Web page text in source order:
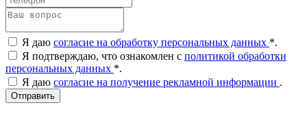
Я даю согласие на обработку персональных данных *.
Я подтверждаю, что ознакомлен с политикой обработки
персональных данных *.
Я даю согласие на получение рекламной информации .
Отправить